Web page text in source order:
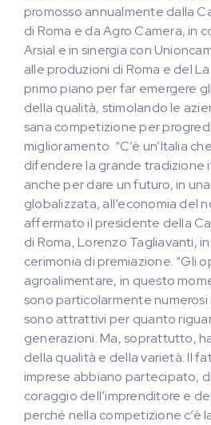
promosso annualmente dalla
di Roma e da Agro Camera, in
Arsial e in sinergia con
alle produzioni di Roma e del
primo piano per far emergere
della qualità, stimolando le
sana competizione per
miglioramento. “C’è un’Italia
difendere la grande tradizione
anche per dare un futuro, in
globalizzata, all’economia del
affermato il presidente della
di Roma, Lorenzo Tagliavanti,
cerimonia di premiazione. “Gli
agroalimentare, in questo
sono particolarmente numerosi
sono attrattivi per quanto
generazioni. Ma, soprattutto,
della qualità e della varietà. Il
imprese abbiano partecipato,
coraggio dell’imprenditore e
perché nella competizione c’è